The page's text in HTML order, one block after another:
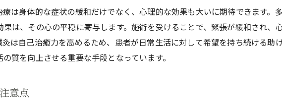
は身体的な症状の緩和だけでなく、心理的な効果も大いに期待できます。
は、その心の平穏に寄与します。施術を受けることで、緊張が緩和され、
は自己治癒力を高めるため、患者が日常生活に対して希望を持ち続ける助
質を向上させる重要な手段となっています。
意点